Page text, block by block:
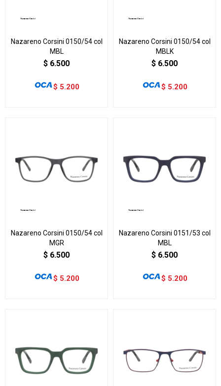
Nazareno Corsini 0150/54 col
MBL
$ 6.500
$ 5.200
Nazareno Corsini 0150/54 col
MBLK
$ 6.500
$ 5.200
Nazareno Corsini 0150/54 col
MGR
$ 6.500
$ 5.200
Nazareno Corsini 0151/53 col
MBL
$ 6.500
$ 5.200